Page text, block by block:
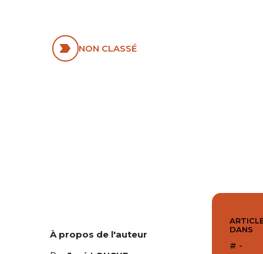
NON CLASSÉ
À propos de l'auteur
DANS
# -